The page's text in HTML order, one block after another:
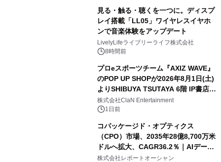
見る・触る・聴くを一つに。ディスプ
レイ搭載「LL05」ワイヤレスイヤホ
ンで音楽体験をアップデート
LivelyLifeライブリーライフ株式会社
8時間前
プロeスポーツチーム『AXIZ WAVE』
のPOP UP SHOPが2026年8月1日(土)
よりSHIBUYA TSUTAYA 6階 IP書店で
開催決定！！
株式会社ClaN Entertainment
1日前
コパッケージド・オプティクス
（CPO）市場、2035年28億8,700万米
ドルへ拡大、CAGR36.2％｜AIデータ
センター・高速光通信需要が成長を加
株式会社レポートオーシャン